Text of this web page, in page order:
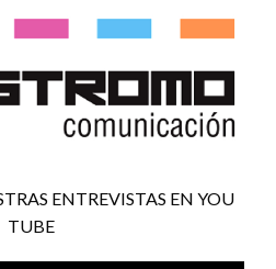
ENTREVISTAS EN YOU
TUBE